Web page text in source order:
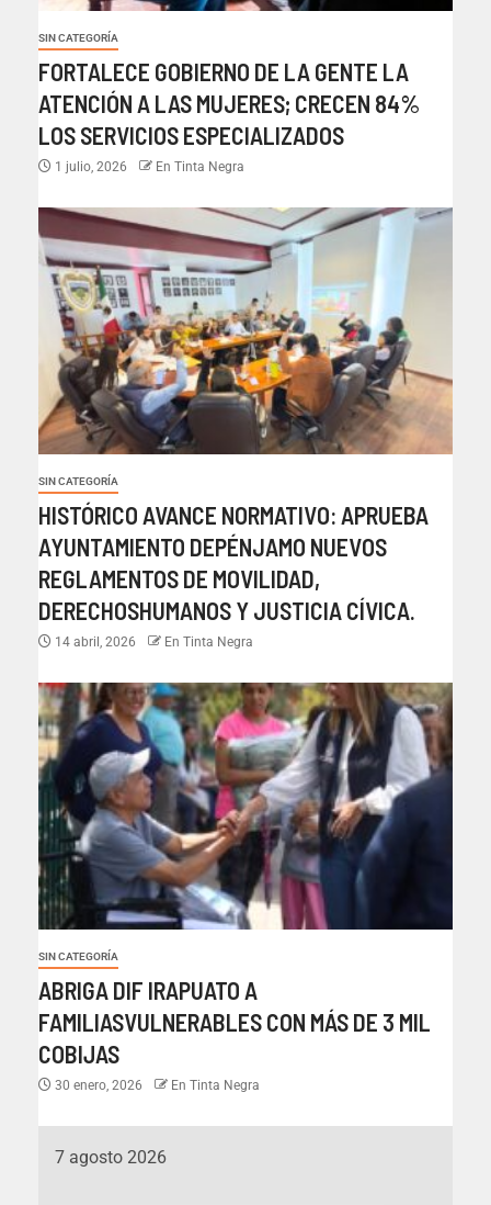
SIN CATEGORÍA
FORTALECE GOBIERNO DE LA GENTE LA
ATENCIÓN A LAS MUJERES; CRECEN 84%
LOS SERVICIOS ESPECIALIZADOS
1 julio, 2026 En Tinta Negra
SIN CATEGORÍA
HISTÓRICO AVANCE NORMATIVO: APRUEBA
AYUNTAMIENTO DEPÉNJAMO NUEVOS
REGLAMENTOS DE MOVILIDAD,
DERECHOSHUMANOS Y JUSTICIA CÍVICA.
14 abril, 2026 En Tinta Negra
SIN CATEGORÍA
ABRIGA DIF IRAPUATO A
FAMILIASVULNERABLES CON MÁS DE 3 MIL
COBIJAS
30 enero, 2026 En Tinta Negra
7 agosto 2026